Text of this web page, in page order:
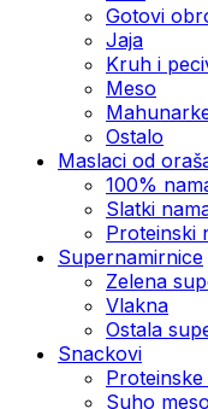
Gotovi
Jaja
Kruh i
Meso
Ostalo
Maslaci od
100%
Slatki
Proteinski
Supernamirnice
Zelena
Vlakna
Ostala
Snackovi
Suho meso